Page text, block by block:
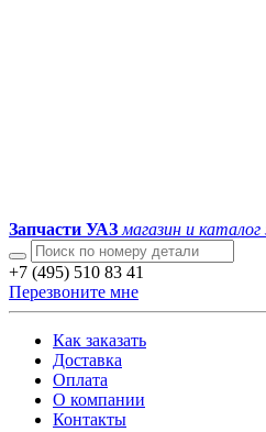
Запчасти УАЗ магазин и
+7 (495) 510 83 41
Перезвоните мне
Как заказать
Доставка
Оплата
О компании
Контакты